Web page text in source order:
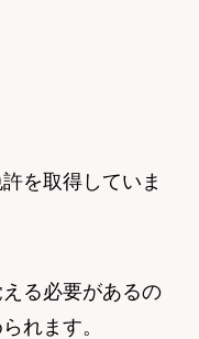
を取得していま
る必要があるの
れます。